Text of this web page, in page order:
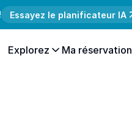
Essayez le planificateur IA
Explorez Ma réservation